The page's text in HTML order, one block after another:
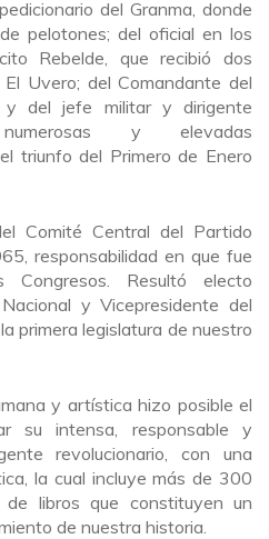
del Granma, donde
pelotones; del oficial en los
Rebelde, que recibió dos
Uvero; del Comandante del
y del jefe militar y dirigente
y elevadas
triunfo del Primero de Enero
Comité Central del Partido
responsabilidad en que fue
Resultó electo
y Vicepresidente del
primera legislatura de nuestro
y artística hizo posible el
su intensa, responsable y
revolucionario, con una
la cual incluye más de 300
libros que constituyen un
de nuestra historia.